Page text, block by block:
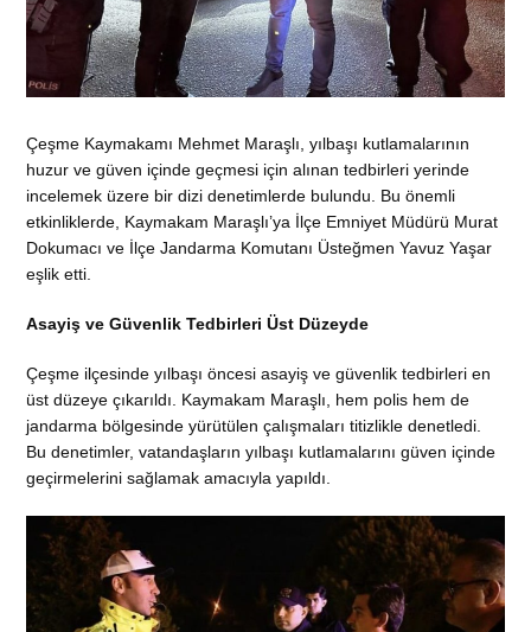
Çeşme Kaymakamı Mehmet Maraşlı, yılbaşı kutlamalarının
huzur ve güven içinde geçmesi için alınan tedbirleri yerinde
incelemek üzere bir dizi denetimlerde bulundu. Bu önemli
etkinliklerde, Kaymakam Maraşlı’ya İlçe Emniyet Müdürü Murat
Dokumacı ve İlçe Jandarma Komutanı Üsteğmen Yavuz Yaşar
eşlik etti.
Asayiş ve Güvenlik Tedbirleri Üst Düzeyde
Çeşme ilçesinde yılbaşı öncesi asayiş ve güvenlik tedbirleri en
üst düzeye çıkarıldı. Kaymakam Maraşlı, hem polis hem de
jandarma bölgesinde yürütülen çalışmaları titizlikle denetledi.
Bu denetimler, vatandaşların yılbaşı kutlamalarını güven içinde
geçirmelerini sağlamak amacıyla yapıldı.